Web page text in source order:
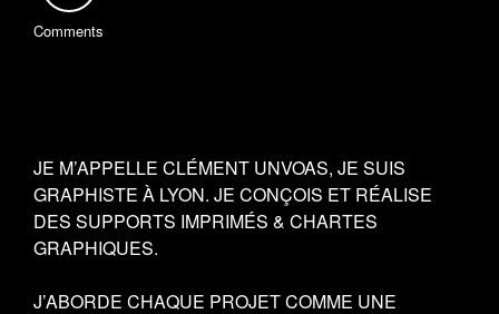
Comments
JE M’APPELLE CLÉMENT UNVOAS, JE SUIS
GRAPHISTE À LYON. JE CONÇOIS ET RÉALISE
DES SUPPORTS IMPRIMÉS & CHARTES
GRAPHIQUES.
J’ABORDE CHAQUE PROJET COMME UNE